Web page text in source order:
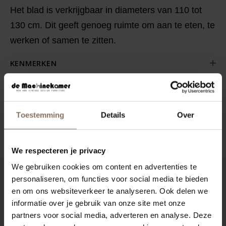
Toestemming Details Over
We respecteren je privacy
We gebruiken cookies om content en advertenties te
personaliseren, om functies voor social media te bieden
en om ons websiteverkeer te analyseren. Ook delen we
informatie over je gebruik van onze site met onze
partners voor social media, adverteren en analyse. Deze
Het blad is verkrijgbaar in diameters van 110 tot
130 cm. Dit geeft genoeg ruimte om aan te eten, te
werken of samen te zitten.
KENMERKEN
VERPAKKING & MONTAGE
AFMETINGEN
RECENT BEKEKEN